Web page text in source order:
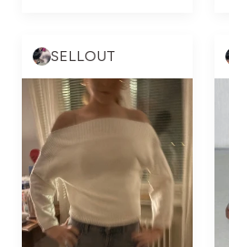
SELLOUT